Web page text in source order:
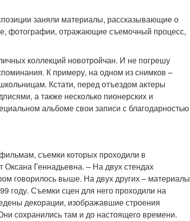
заняли материалы, рассказывающие о
фотографии, отражающие съемочный процесс,
коллекций новотройчан. И не погрешу
К примеру, на одном из снимков –
Кстати, перед отъездом актеры
а также несколько пионерских и
альбоме свои записи с благодарностью
съемки которых проходили в
Оксана Геннадьевна. – На двух стендах
говорилось выше. На двух других – материалы
году. Съемки сцен для него проходили на
декорации, изображавшие строения
сохранились там и до настоящего времени.